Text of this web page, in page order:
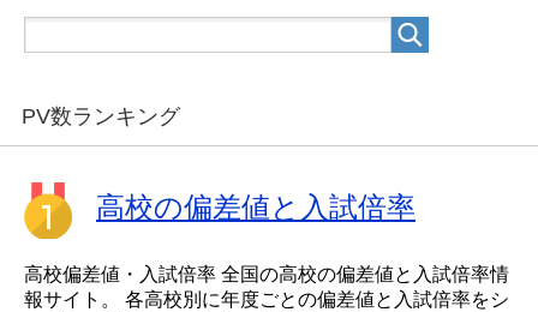
PV数ランキング
高校の偏差値と入試倍率
高校偏差値・入試倍率 全国の高校の偏差値と入試倍率情
報サイト。 各高校別に年度ごとの偏差値と入試倍率をシ